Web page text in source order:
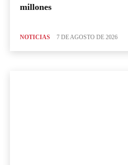
millones
NOTICIAS 7 DE AGOSTO DE 2026